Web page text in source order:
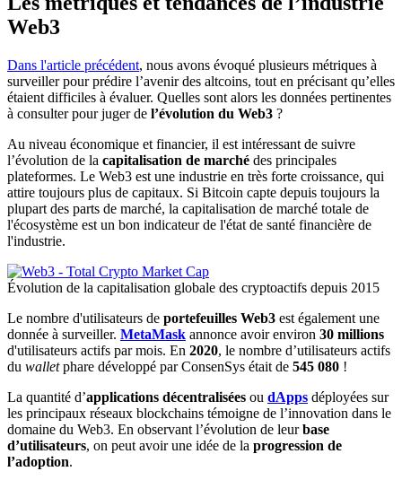
Web3
Dans l'article précédent, nous avons évoqué plusieurs métriques à
surveiller pour prédire l’avenir des altcoins, tout en précisant qu’elles
étaient difficiles à évaluer. Quelles sont alors les données pertinentes
à consulter pour juger de l’évolution du Web3 ?
Au niveau économique et financier, il est intéressant de suivre
l’évolution de la capitalisation de marché des principales
plateformes. Le Web3 est une industrie en très forte croissance, qui
attire toujours plus de capitaux. Si Bitcoin capte depuis toujours la
plupart des parts de marché, la capitalisation de marché totale de
l'écosystème est un bon indicateur de l'état de santé financière de
l'industrie.
Évolution de la capitalisation globale des cryptoactifs depuis 2015
Le nombre d'utilisateurs de portefeuilles Web3 est également une
donnée à surveiller. MetaMask annonce avoir environ 30 millions
d'utilisateurs actifs par mois. En 2020, le nombre d’utilisateurs actifs
du walletphare développé par ConsenSys était de 545 080 !
La quantité d’applications décentralisées ou dApps déployées sur
les principaux réseaux blockchains témoigne de l’innovation dans le
domaine du Web3. En observant l’évolution de leurbase
d’utilisateurs, on peut avoir une idée de la progression de
l’adoption.